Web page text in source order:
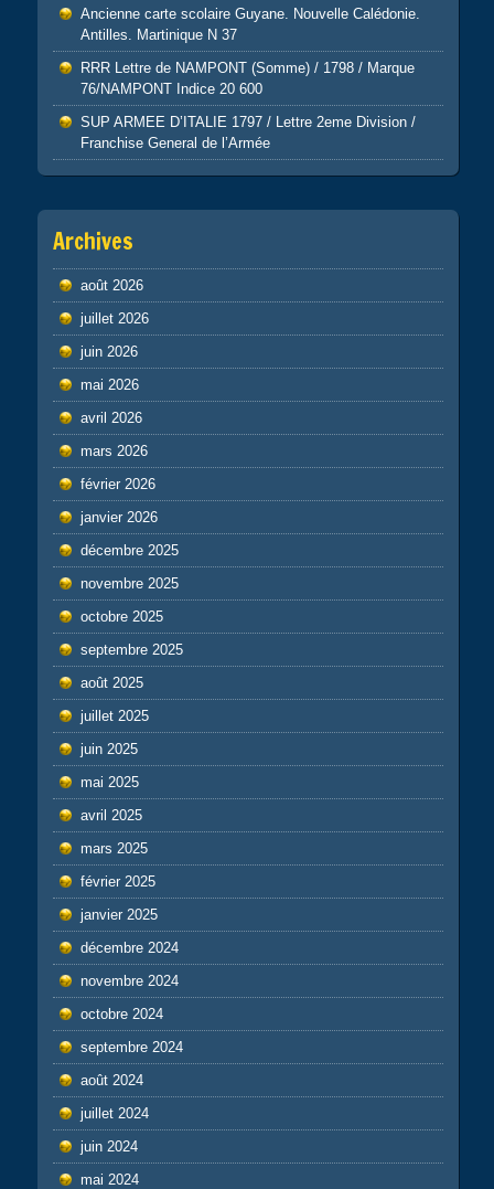
Ancienne carte scolaire Guyane. Nouvelle Calédonie.
Antilles. Martinique N 37
RRR Lettre de NAMPONT (Somme) / 1798 / Marque
76/NAMPONT Indice 20 600
SUP ARMEE D’ITALIE 1797 / Lettre 2eme Division /
Franchise General de l’Armée
Archives
août 2026
juillet 2026
juin 2026
mai 2026
avril 2026
mars 2026
février 2026
janvier 2026
décembre 2025
novembre 2025
octobre 2025
septembre 2025
août 2025
juillet 2025
juin 2025
mai 2025
avril 2025
mars 2025
février 2025
janvier 2025
décembre 2024
novembre 2024
octobre 2024
septembre 2024
août 2024
juillet 2024
juin 2024
mai 2024